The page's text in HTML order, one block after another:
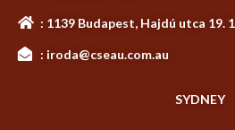
: 1139 Budapest, Hajdú utca 19.
: iroda@cseau.com.au
SYDNEY